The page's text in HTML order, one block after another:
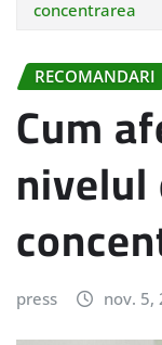
concentrarea
RECOMANDARI
Cum
nivelul
press nov. 5,